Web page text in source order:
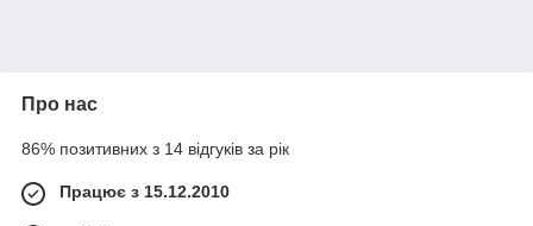
Про нас
86% позитивних з 14 відгуків за рік
Працює з 15.12.2010